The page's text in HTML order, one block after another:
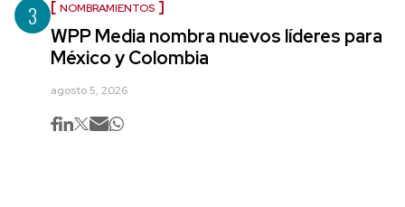
3 NOMBRAMIENTOS
WPP Media nombra nuevos líderes para
México y Colombia
agosto 5, 2026